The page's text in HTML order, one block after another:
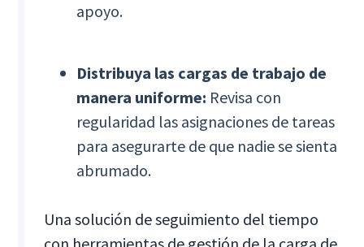
apoyo.
Distribuya las cargas de trabajo de
manera uniforme: Revisa con
regularidad las asignaciones de tareas
para asegurarte de que nadie se sienta
abrumado.
Una solución de seguimiento del tiempo